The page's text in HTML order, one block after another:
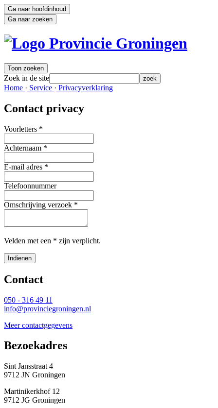
Ga naar hoofdinhoud
Ga naar zoeken
Toon zoeken
Zoek in de site zoek
Home · Service · Privacyverklaring
Contact privacy
Voorletters *
Achternaam *
E-mail adres *
Telefoonnummer
Omschrijving verzoek *
Velden met een * zijn verplicht.
Indienen
Contact
050 - 316 49 11
info@provinciegroningen.nl
Meer contactgegevens
Bezoekadres
Sint Jansstraat 4
9712 JN Groningen
Martinikerkhof 12
9712 JG Groningen